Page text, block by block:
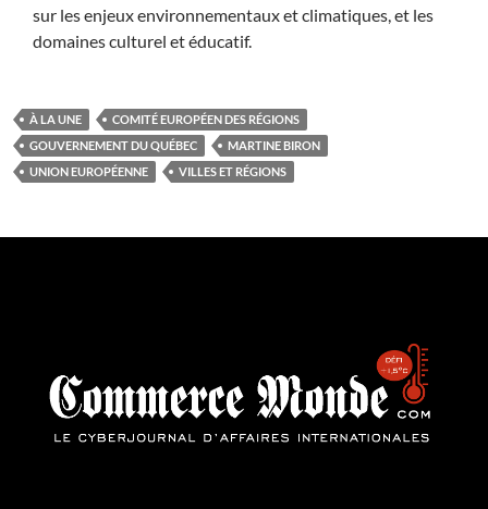
sur les enjeux environnementaux et climatiques, et les
domaines culturel et éducatif.
À LA UNE
COMITÉ EUROPÉEN DES RÉGIONS
GOUVERNEMENT DU QUÉBEC
MARTINE BIRON
UNION EUROPÉENNE
VILLES ET RÉGIONS